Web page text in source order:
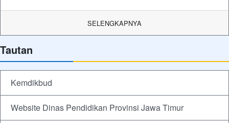
SELENGKAPNYA
Tautan
Kemdikbud
Website Dinas Pendidikan Provinsi Jawa Timur